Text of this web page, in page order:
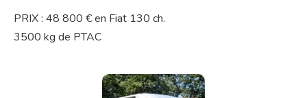
PRIX : 48 800 € en Fiat 130 ch.
3500 kg de PTAC